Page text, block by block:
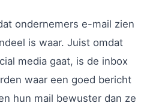
ondernemers e-mail zien
is waar. Juist omdat
media gaat, is de inbox
waar een goed bericht
hun mail bewuster dan ze